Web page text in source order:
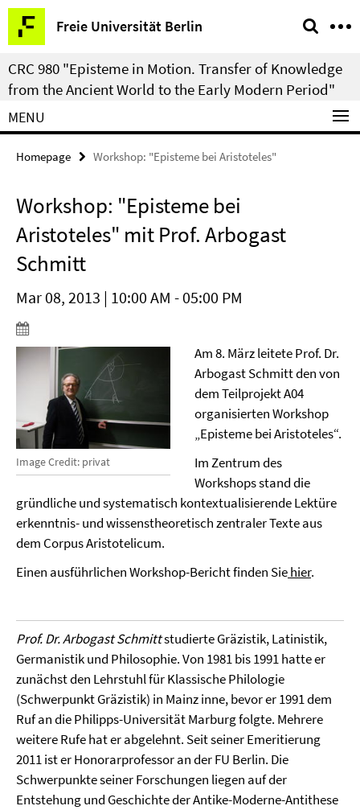
Springe
direkt
zu
Inhalt
Freie Universität Berlin
Service
Navigation
CRC 980 "Episteme in Motion. Transfer of Knowledge
from the Ancient World to the Early Modern Period"
MENU
Homepage Workshop: "Episteme bei Aristoteles"
Workshop: "Episteme bei
Aristoteles" mit Prof. Arbogast
Schmitt
Mar 08, 2013 | 10:00 AM - 05:00 PM
Image Credit: privat
Am 8. März leitete Prof. Dr.
Arbogast Schmitt den von
dem Teilprojekt A04
organisierten Workshop
„Episteme bei Aristoteles“.
Im Zentrum des
Workshops stand die
gründliche und systematisch kontextualisierende Lektüre
erkenntnis- und wissenstheoretisch zentraler Texte aus
dem Corpus Aristotelicum.
Einen ausführlichen Workshop-Bericht finden Siehier.
Prof. Dr. Arbogast Schmittstudierte Gräzistik, Latinistik,
Germanistik und Philosophie. Von 1981 bis 1991 hatte er
zunächst den Lehrstuhl für Klassische Philologie
(Schwerpunkt Gräzistik) in Mainz inne, bevor er 1991 dem
Ruf an die Philipps-Universität Marburg folgte. Mehrere
weitere Rufe hat er abgelehnt. Seit seiner Emeritierung
2011 ist er Honorarprofessor an der FU Berlin. Die
Schwerpunkte seiner Forschungen liegen auf der
Entstehung und Geschichte der Antike-Moderne-Antithese